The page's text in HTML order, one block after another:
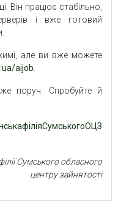
Він працює стабільно,
і вже готовий
але ви вже можете
aijob
поруч. Спробуйте й
Сумського обласного
центру зайнятості